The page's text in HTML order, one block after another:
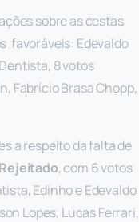
sobre as cestas
favoráveis: Edevaldo
8 votos
Fabrício Brasa Chopp,
a respeito da falta de
Rejeitado, com 6 votos
Edinho e Edevaldo
Lopes, Lucas Ferrari,